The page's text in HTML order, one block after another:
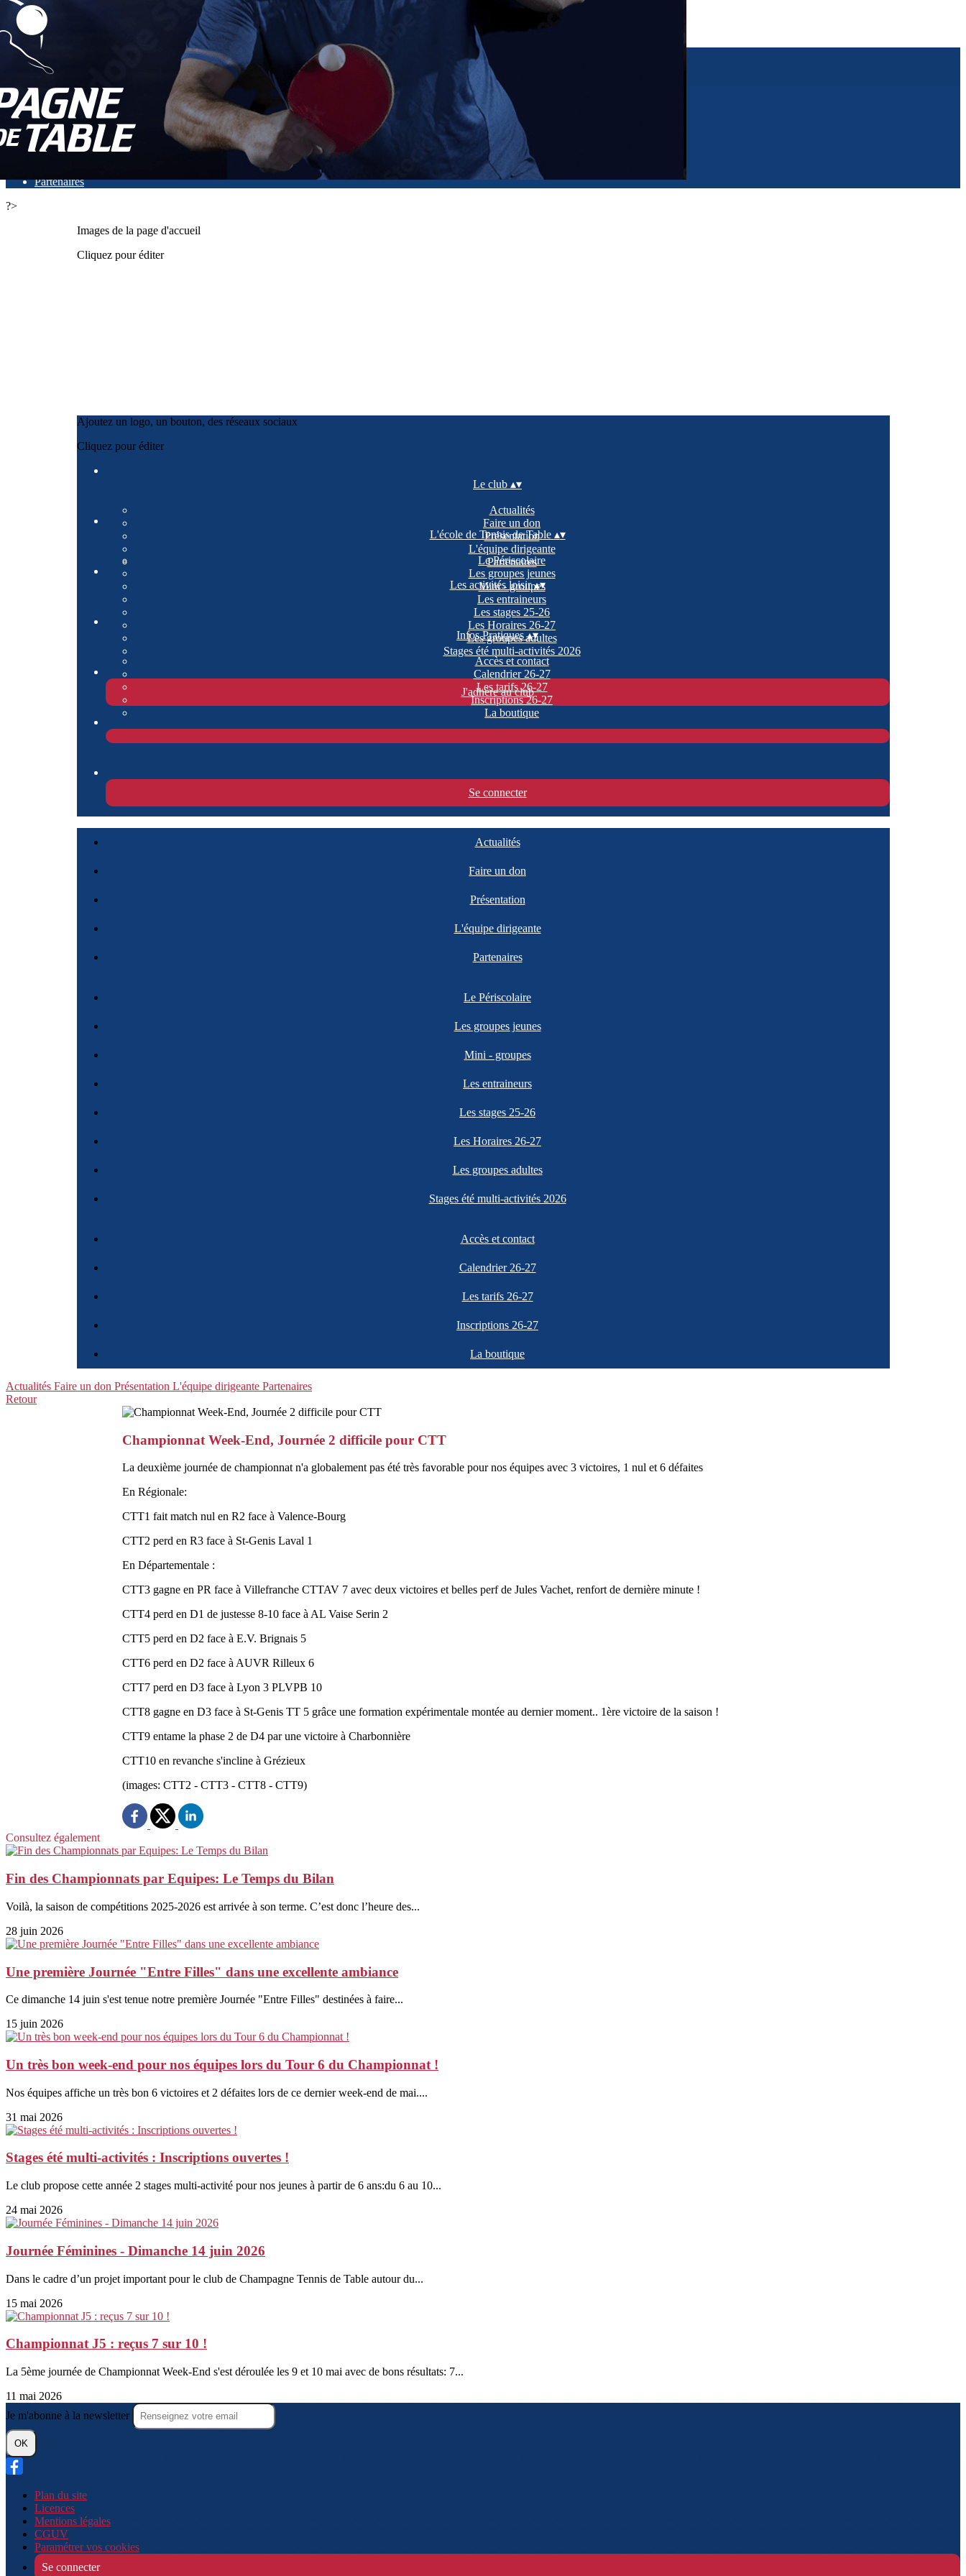
Exporter les lignes sélectionnées
Exporter toutes les colonnes
Exporter uniquement les colonnes affichées
<
>
Actualités
Faire un don
Présentation
Partenaires
?>
Images de la page d'accueil
Cliquez pour éditer
Ajoutez un logo, un bouton, des réseaux sociaux
Cliquez pour éditer
Le club ▴▾
Actualités
Faire un don
Présentation
L'équipe dirigeante
Partenaires
L'école de Tennis de Table ▴▾
Le Périscolaire
Les groupes jeunes
Mini - groupes
Les entraineurs
Les stages 25-26
Les Horaires 26-27
Les groupes adultes
Stages été multi-activités 2026
Les activités loisir▴▾
Infos Pratiques▴▾
Accès et contact
Calendrier 26-27
Les tarifs 26-27
Inscriptions 26-27
La boutique
J'adhère au club
Se connecter
Actualités
Faire un don
Présentation
L'équipe dirigeante
Partenaires
Le Périscolaire
Les groupes jeunes
Mini - groupes
Les entraineurs
Les stages 25-26
Les Horaires 26-27
Les groupes adultes
Stages été multi-activités 2026
Accès et contact
Calendrier 26-27
Les tarifs 26-27
Inscriptions 26-27
La boutique
Actualités Faire un don Présentation L'équipe dirigeante Partenaires
Retour
Championnat Week-End, Journée 2 difficile pour CTT
La deuxième journée de championnat n'a globalement pas été très favorable pour nos équipes avec 3 victoires, 1 nul et 6 défaites
En Régionale:
CTT1 fait match nul en R2 face à Valence-Bourg
CTT2 perd en R3 face à St-Genis Laval 1
En Départementale :
CTT3 gagne en PR face à Villefranche CTTAV 7 avec deux victoires et belles perf de Jules Vachet, renfort de dernière minute !
CTT4 perd en D1 de justesse 8-10 face à AL Vaise Serin 2
CTT5 perd en D2 face à E.V. Brignais 5
CTT6 perd en D2 face à AUVR Rilleux 6
CTT7 perd en D3 face à Lyon 3 PLVPB 10
CTT8 gagne en D3 face à St-Genis TT 5 grâce une formation expérimentale montée au dernier moment.. 1ère victoire de la saison !
CTT9 entame la phase 2 de D4 par une victoire à Charbonnière
CTT10 en revanche s'incline à Grézieux
(images: CTT2 - CTT3 - CTT8 - CTT9)
Consultez également
Fin des Championnats par Equipes: Le Temps du Bilan
Voilà, la saison de compétitions 2025-2026 est arrivée à son terme. C’est donc l’heure des...
28 juin 2026
Une première Journée "Entre Filles" dans une excellente ambiance
Ce dimanche 14 juin s'est tenue notre première Journée "Entre Filles" destinées à faire...
15 juin 2026
Un très bon week-end pour nos équipes lors du Tour 6 du Championnat !
Nos équipes affiche un très bon 6 victoires et 2 défaites lors de ce dernier week-end de mai....
31 mai 2026
Stages été multi-activités : Inscriptions ouvertes !
Le club propose cette année 2 stages multi-activité pour nos jeunes à partir de 6 ans:du 6 au 10...
24 mai 2026
Journée Féminines - Dimanche 14 juin 2026
Dans le cadre d’un projet important pour le club de Champagne Tennis de Table autour du...
15 mai 2026
Championnat J5 : reçus 7 sur 10 !
La 5ème journée de Championnat Week-End s'est déroulée les 9 et 10 mai avec de bons résultats: 7...
11 mai 2026
Je m'abonne à la newsletter
OK
Plan du site
Licences
Mentions légales
CGUV
Paramétrer vos cookies
Se connecter